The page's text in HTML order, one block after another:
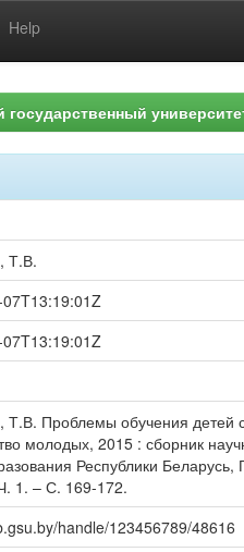
Help
Т.В.
Т.В. Проблемы обучения детей
молодых, 2015 : сборник
Республики
1. – С. 169-172.
handle/123456789/48616